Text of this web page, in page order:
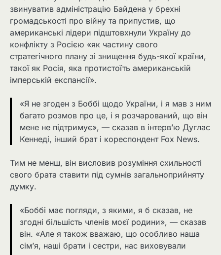
звинуватив адміністрацію Байдена у брехні
громадськості про війну та припустив, що
американські лідери підштовхнули Україну до
конфлікту з Росією «як частину свого
стратегічного плану зі знищення будь-якої країни,
такої як Росія, яка протистоїть американській
імперській експансії».
«Я не згоден з Боббі щодо України, і я мав з ним
багато розмов про це, і я розчарований, що він
мене не підтримує», — сказав в інтерв’ю Дуглас
Кеннеді, інший брат і кореспондент Fox News.
Тим не менш, він висловив розуміння схильності
свого брата ставити під сумнів загальноприйняту
думку.
«Боббі має погляди, з якими, я б сказав, не
згодні більшість членів моєї родини», — сказав
він. «Але я також вважаю, що особливо наша
сім’я, наші брати і сестри, нас виховували